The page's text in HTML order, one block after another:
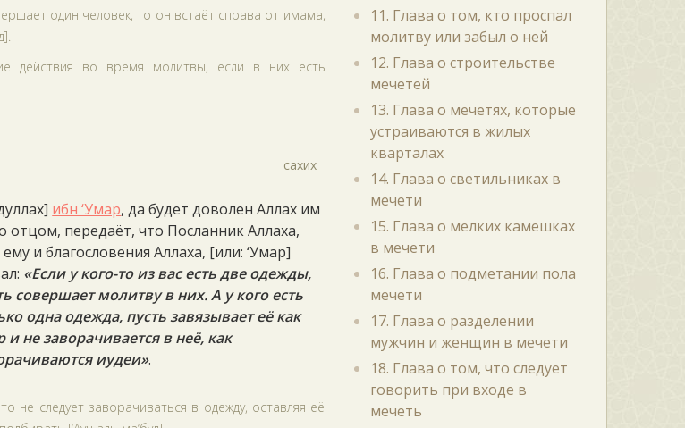
один человек, то он встаёт справа от имама,
действия во время молитвы, если в них есть
сахих
ибн ‘Умар, да будет доволен Аллах им
отцом, передаёт, что Посланник Аллаха,
и благословения Аллаха, [или: ‘Умар]
«Если у кого-то из вас есть две одежды,
совершает молитву в них. А у кого есть
одна одежда, пусть завязывает её как
и не заворачивается в неё, как
иудеи».
не следует заворачиваться в одежду, оставляя её
11. Глава о том, кто проспал
молитву или забыл о ней
12. Глава о строительстве
мечетей
13. Глава о мечетях, которые
устраиваются в жилых
кварталах
14. Глава о светильниках в
мечети
15. Глава о мелких камешках
в мечети
16. Глава о подметании пола
мечети
17. Глава о разделении
мужчин и женщин в мечети
18. Глава о том, что следует
говорить при входе в
мечеть